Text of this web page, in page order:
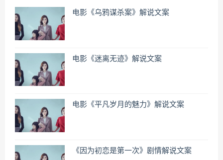
电影《乌鸦谋杀案》解说文案
电影《迷离无迹》解说文案
电影《平凡岁月的魅力》解说文案
《因为初恋是第一次》剧情解说文案